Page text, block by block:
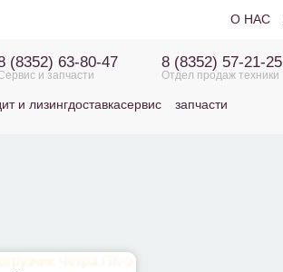
О НАС
(8352) 63-80-47
и запчасти
8 (8352) 57-21-25
Отдел продаж техники
и лизингдоставкасервис запчасти